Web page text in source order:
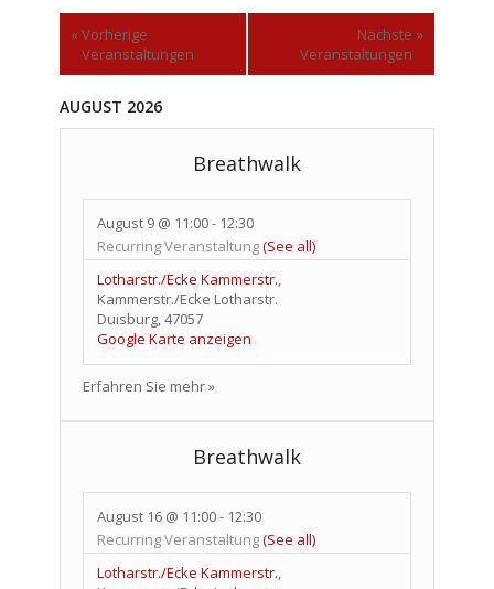
« Vorherige
Veranstaltungen
Nächste
Veranstaltungen
»
AUGUST 2026
Breathwalk
August 9 @ 11:00- 12:30
Recurring Veranstaltung(See all)
Lotharstr./Ecke Kammerstr.,
Kammerstr./Ecke Lotharstr.
Duisburg,47057
Google Karte anzeigen
Erfahren Sie mehr »
Breathwalk
August 16 @ 11:00- 12:30
Recurring Veranstaltung(See all)
Lotharstr./Ecke Kammerstr.,